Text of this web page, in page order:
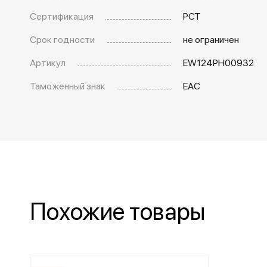
Сертификация
РСТ
Срок годности
не ограничен
Артикул
EW124PH00932
Таможенный знак
EAC
Похожие товары